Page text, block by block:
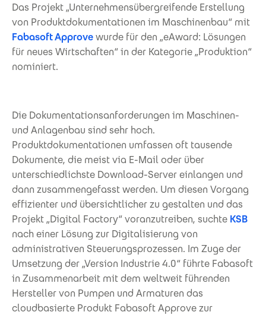
Das Projekt „Unternehmensübergreifende Erstellung
von Produktdokumentationen im Maschinenbau“ mit
Fabasoft Approvewurde für den „eAward: Lösungen
für neues Wirtschaften“ in der Kategorie „Produktion“
nominiert.
Die Dokumentationsanforderungen im Maschinen-
und Anlagenbau sind sehr hoch.
Produktdokumentationen umfassen oft tausende
Dokumente, die meist via E-Mail oder über
unterschiedlichste Download-Server einlangen und
dann zusammengefasst werden. Um diesen Vorgang
effizienter und übersichtlicher zu gestalten und das
Projekt „Digital Factory“ voranzutreiben, suchte KSB
nach einer Lösung zur Digitalisierung von
administrativen Steuerungsprozessen. Im Zuge der
Umsetzung der „Version Industrie 4.0“ führte Fabasoft
in Zusammenarbeit mit dem weltweit führenden
Hersteller von Pumpen und Armaturen das
cloudbasierte Produkt Fabasoft Approve zur